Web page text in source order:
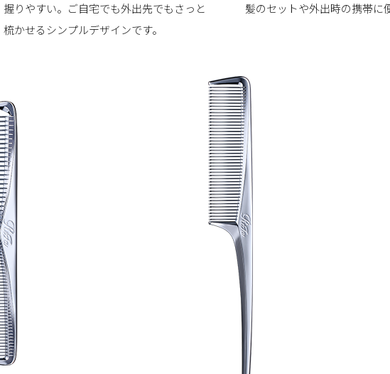
握りやすい。ご自宅でも外出先でもさっと
梳かせるシンプルデザインです。
髪のセットや外出時の携帯に